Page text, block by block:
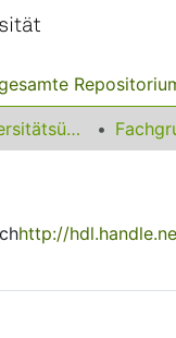
Fach- und Universitätsübergreifendes
http://